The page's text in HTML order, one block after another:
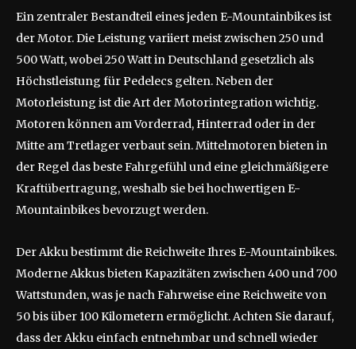
Ein zentraler Bestandteil eines jeden E-Mountainbikes ist
der Motor. Die Leistung variiert meist zwischen 250 und
500 Watt, wobei 250 Watt in Deutschland gesetzlich als
Höchstleistung für Pedelecs gelten. Neben der
Motorleistung ist die Art der Motorintegration wichtig.
Motoren können am Vorderrad, Hinterrad oder in der
Mitte am Tretlager verbaut sein. Mittelmotoren bieten in
der Regel das beste Fahrgefühl und eine gleichmäßigere
Kraftübertragung, weshalb sie bei hochwertigen E-
Mountainbikes bevorzugt werden.
Der Akku bestimmt die Reichweite Ihres E-Mountainbikes.
Moderne Akkus bieten Kapazitäten zwischen 400 und 700
Wattstunden, was je nach Fahrweise eine Reichweite von
50 bis über 100 Kilometern ermöglicht. Achten Sie darauf,
dass der Akku einfach entnehmbar und schnell wieder